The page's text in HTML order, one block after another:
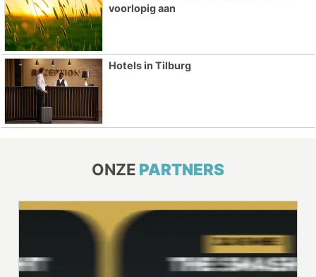
voorlopig aan
Hotels in Tilburg
ONZE PARTNERS